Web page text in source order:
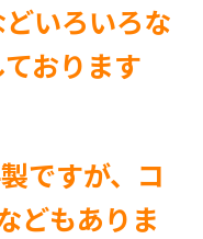
いろいろな
おります
ですが、コ
どもありま